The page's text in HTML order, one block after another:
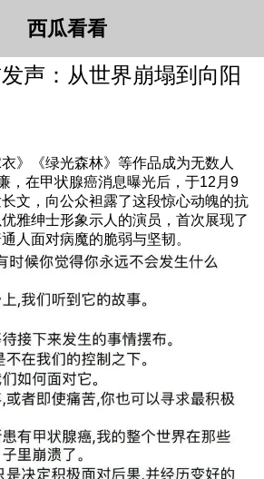
西瓜看看
声：从世界崩塌到向阳
《绿光森林》等作品成为无数人
，在甲状腺癌消息曝光后，于12月9
文，向公众袒露了这段惊心动魄的抗
雅绅士形象示人的演员，首次展现了
人面对病魔的脆弱与坚韧。